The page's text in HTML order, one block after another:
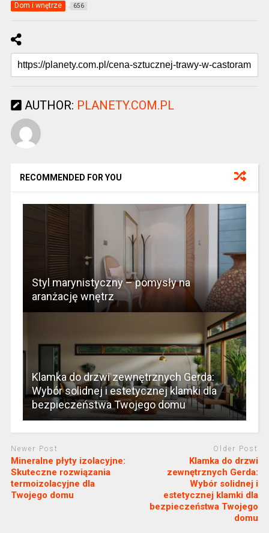
Dom i wnętrze 656
AUTHOR: PLANETY.COM.PL
RECOMMENDED FOR YOU
Styl marynistyczny – pomysły na
aranżację wnętrz
Klamka do drzwi zewnętrznych Gerda:
Wybór solidnej i estetycznej klamki dla
bezpieczeństwa Twojego domu
Newer Post
Mineralne płyty izolacyjne:
Skuteczne rozwiązania
termoizolacyjne dla
Twojego domu
Older Post
Klamka do drzwi
zewnętrznych Gerda:
Wybór solidnej i
estetycznej klamki dla
bezpieczeństwa Twojego
domu